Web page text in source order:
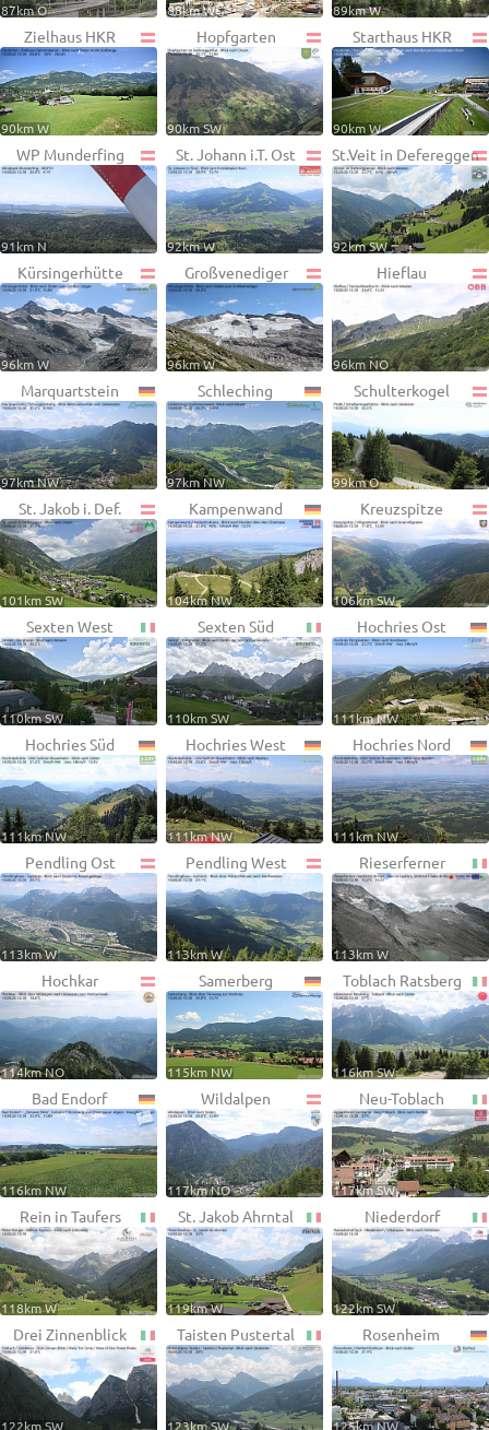
87km O 88km W 89km W
Zielhaus HKR
90km W
Hopfgarten
90km SW
Starthaus HKR
90km W
WP Munderfing
91km N
St. Johann i.T. Ost
92km W
St.Veit in Defereggen
92km SW
Kürsingerhütte
96km W
Großvenediger
96km W
Hieflau
96km NO
Marquartstein
97km NW
Schleching
97km NW
Schulterkogel
99km O
St. Jakob i. Def.
101km SW
Kampenwand
104km NW
Kreuzspitze
106km SW
Sexten West
110km SW
Sexten Süd
110km SW
Hochries Ost
111km NW
Hochries Süd
111km NW
Hochries West
111km NW
Hochries Nord
111km NW
Pendling Ost
113km W
Pendling West
113km W
Rieserferner
113km W
Hochkar
114km NO
Samerberg
115km NW
Toblach Ratsberg
116km SW
Bad Endorf
116km NW
Wildalpen
117km NO
Neu-Toblach
117km SW
Rein in Taufers
118km W
St. Jakob Ahrntal
119km W
Niederdorf
122km SW
Drei Zinnenblick
122km SW
Taisten Pustertal
123km SW
Rosenheim
125km NW